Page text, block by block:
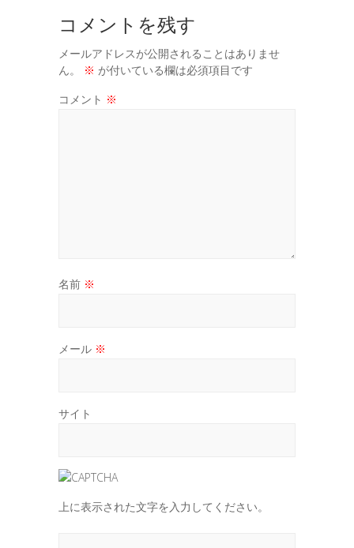
コメントを残す
メールアドレスが公開されることはありませ
ん。
※ が付いている欄は必須項目です
コメント ※
名前 ※
メール ※
サイト
上に表示された文字を入力してください。